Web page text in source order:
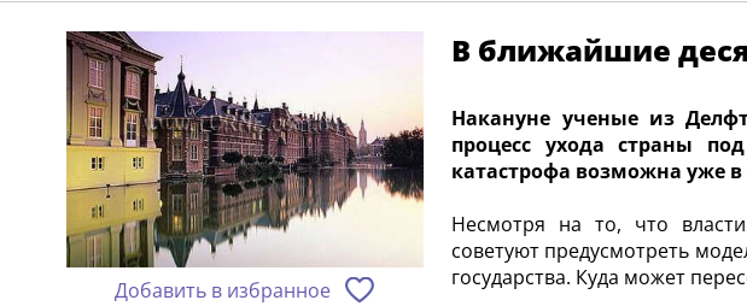
Добавить в избранное
В ближайшие
Накануне ученые из
процесс ухода страны
катастрофа возможна уже
Несмотря на то, что
советуют предусмотреть
государства. Куда может